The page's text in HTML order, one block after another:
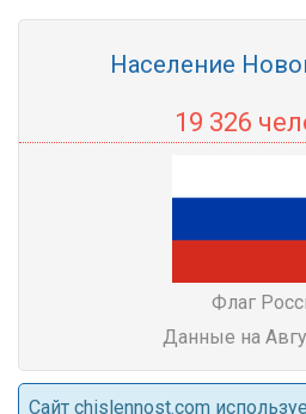
Население
19 326
Флаг
Данные на
Cайт chislennost.com